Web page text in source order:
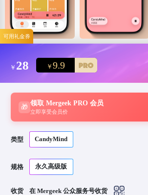
可用礼金券
￥ 28 ￥ 9.9
🎁
领取 Mergeek PRO 会员
立即享受会员价
类型 CandyMind
规格 永久高级版
收货 在 Mergeek 公众服务号收货